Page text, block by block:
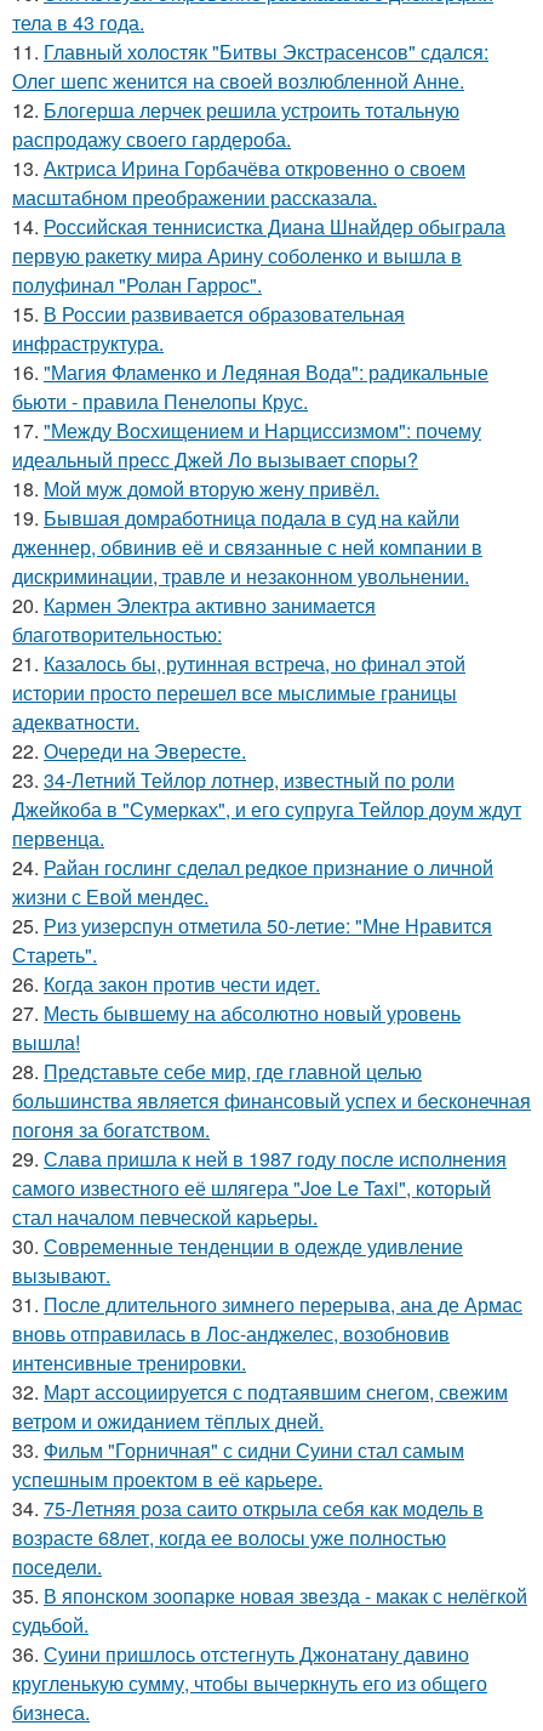
тела в 43 года.
11. Главный холостяк "Битвы Экстрасенсов" сдался:
Олег шепс женится на своей возлюбленной Анне.
12. Блогерша лерчек решила устроить тотальную
распродажу своего гардероба.
13. Актриса Ирина Горбачёва откровенно о своем
масштабном преображении рассказала.
14. Российская теннисистка Диана Шнайдер обыграла
первую ракетку мира Арину соболенко и вышла в
полуфинал "Ролан Гаррос".
15. В России развивается образовательная
инфраструктура.
16. "Магия Фламенко и Ледяная Вода": радикальные
бьюти - правила Пенелопы Крус.
17. "Между Восхищением и Нарциссизмом": почему
идеальный пресс Джей Ло вызывает споры?
18. Мой муж домой вторую жену привёл.
19. Бывшая домработница подала в суд на кайли
дженнер, обвинив её и связанные с ней компании в
дискриминации, травле и незаконном увольнении.
20. Кармен Электра активно занимается
благотворительностью:
21. Казалось бы, рутинная встреча, но финал этой
истории просто перешел все мыслимые границы
адекватности.
22. Очереди на Эвересте.
23. 34-Летний Тейлор лотнер, известный по роли
Джейкоба в "Сумерках", и его супруга Тейлор доум ждут
первенца.
24. Райан гослинг сделал редкое признание о личной
жизни с Евой мендес.
25. Риз уизерспун отметила 50-летие: "Мне Нравится
Стареть".
26. Когда закон против чести идет.
27. Месть бывшему на абсолютно новый уровень
вышла!
28. Представьте себе мир, где главной целью
большинства является финансовый успех и бесконечная
погоня за богатством.
29. Слава пришла к ней в 1987 году после исполнения
самого известного её шлягера "Joe Le Taxi", который
стал началом певческой карьеры.
30. Современные тенденции в одежде удивление
вызывают.
31. После длительного зимнего перерыва, ана де Армас
вновь отправилась в Лос-анджелес, возобновив
интенсивные тренировки.
32. Март ассоциируется с подтаявшим снегом, свежим
ветром и ожиданием тёплых дней.
33. Фильм "Горничная" с сидни Суини стал самым
успешным проектом в её карьере.
34. 75-Летняя роза саито открыла себя как модель в
возрасте 68лет, когда ее волосы уже полностью
поседели.
35. В японском зоопарке новая звезда - макак с нелёгкой
судьбой.
36. Суини пришлось отстегнуть Джонатану давино
кругленькую сумму, чтобы вычеркнуть его из общего
бизнеса.